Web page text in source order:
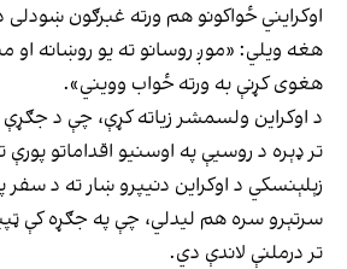
اوکرایني ځواکونو هم ورته غبرګون
هغه ویلي: «موږ روسانو ته یو روښانه او
هغوی کړنې به ورته ځواب وویني».
د اوکراین ولسمشر زیاته کړې، چې د
تر ډېره د روسیې په اوسنیو اقداماتو
زېلېنسکي د اوکراین دنیپرو ښار ته د
سرتېرو سره هم لیدلي، چې په جګړه کې
تر درملنې لاندې دي.